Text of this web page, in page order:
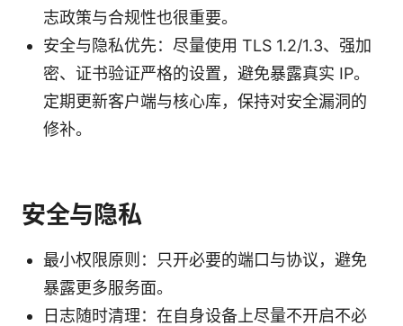
志政策与合规性也很重要。
安全与隐私优先：尽量使用 TLS 1.2/1.3、强加
密、证书验证严格的设置，避免暴露真实 IP。
定期更新客户端与核心库，保持对安全漏洞的
修补。
安全与隐私
最小权限原则：只开必要的端口与协议，避免
暴露更多服务面。
日志随时清理：在自身设备上尽量不开启不必